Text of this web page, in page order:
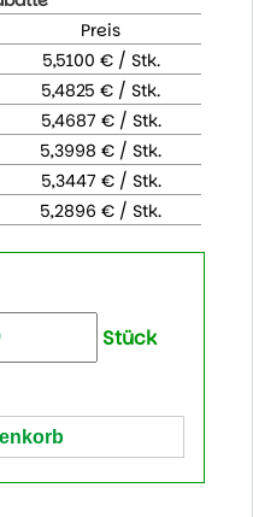
Preis
5,5100 € / Stk.
5,4825 € / Stk.
5,4687 € / Stk.
5,3998 € / Stk.
5,3447 € / Stk.
5,2896 € / Stk.
Stück